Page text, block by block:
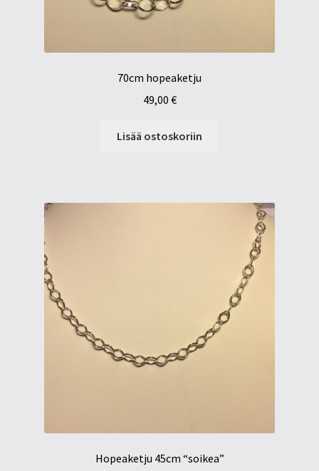
70cm hopeaketju
49,00 €
Lisää ostoskoriin
Hopeaketju 45cm “soikea”